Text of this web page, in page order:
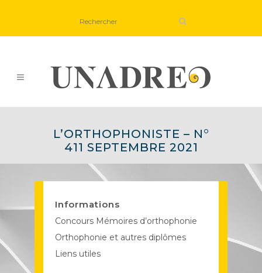
L’ORTHOPHONISTE – N°
411 SEPTEMBRE 2021
Informations
Concours Mémoires d’orthophonie
Orthophonie et autres diplômes
Liens utiles